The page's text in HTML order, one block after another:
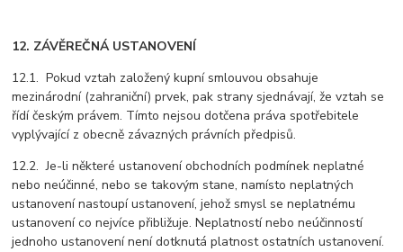
12. ZÁVĚREČNÁ USTANOVENÍ
12.1. Pokud vztah založený kupní smlouvou obsahuje
mezinárodní (zahraniční) prvek, pak strany sjednávají, že vztah se
řídí českým právem. Tímto nejsou dotčena práva spotřebitele
vyplývající z obecně závazných právních předpisů.
12.2. Je-li některé ustanovení obchodních podmínek neplatné
nebo neúčinné, nebo se takovým stane, namísto neplatných
ustanovení nastoupí ustanovení, jehož smysl se neplatnému
ustanovení co nejvíce přibližuje. Neplatností nebo neúčinností
jednoho ustanovení není dotknutá platnost ostatních ustanovení.